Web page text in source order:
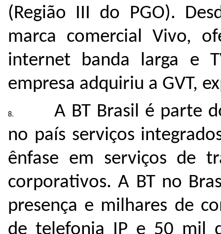
(Região III do PGO).
marca comercial Vivo,
internet banda larga e
empresa adquiriu a GVT,
A BT Brasil é parte
no país serviços
ênfase em serviços de
corporativos. A BT no
presença e milhares de
de telefonia IP e 50 mil